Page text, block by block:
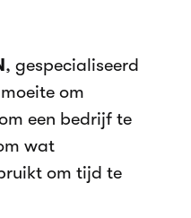
, gespecialiseerd
om
een bedrijf te
wat
om tijd te